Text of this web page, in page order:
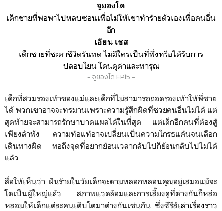
จูยองโด
เด็กชายที่พ่อพาไปหลบซ่อนเพื่อไม่ให้เขาทำร้ายตัวเองเพื่อคนอื่น
อีก
เอียน เชส
เด็กชายที่ชะตาชีวิตรันทด ไม่มีใครเป็นที่พึ่งหรือได้รับการ
ปลอบโยน โดนดุด่าและทารุณ
- จูยองโด EP15 -
เด็กที่สวมรองเท้าของแม่และเด็กที่ไม่สามารถถอดรองเท้าให้พี่ชาย
ได้ พวกเขาอาจจะทรมานเพราะความรู้สึกผิดที่ช่วยคนอื่นไม่ได้ แต่
สุดท้ายจะสามารถรักษาบาดแผลได้ในที่สุด แต่เด็กอีกคนที่ต้องสู้
เพียงลำพัง ความท้อแท้อาจเปลี่ยนเป็นความโกรธแค้นจนเลือก
เดินทางผิด พอถึงจุดที่อยากย้อนเวลากลับไปก็ย้อนกลับไปไม่ได้
แล้ว
สื่อให้เห็นว่า ฝันร้ายในวัยเด็กจะตามหลอกหลอนคุณอยู่เสมอแม้จะ
โตเป็นผู้ใหญ่แล้ว สภาพแวดล้อมและการเลี้ยงดูที่ต่างกันก็หล่อ
หลอมให้เด็กแต่ละคนเติบโตมาต่างกันเช่นกัน ซึ่งซีรีส์เล่าเรื่องราว